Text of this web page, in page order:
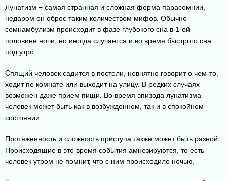
Лунатизм − самая странная и сложная форма парасомнии,
недаром он оброс таким количеством мифов. Обычно
сомнамбулизм происходит в фазе глубокого сна в 1-ой
половине ночи, но иногда случается и во время быстрого сна
под утро.
Спящий человек садится в постели, невнятно говорит о чем-то,
ходит по комнате или выходит на улицу. В редких случаях
возможен даже прием пищи. Во время эпизода лунатизма
человек может быть как в возбужденном, так и в спокойном
состоянии.
Протяженность и сложность приступа также может быть разной.
Происходящие в это время события амнезируются, то есть
человек утром не помнит, что с ним происходило ночью.